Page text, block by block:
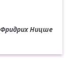
Фридрих Ницше